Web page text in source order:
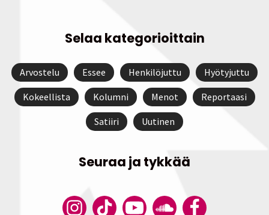
Selaa kategorioittain
Arvostelu Essee Henkilöjuttu Hyötyjuttu
Kokeellista Kolumni Menot Reportaasi
Satiiri Uutinen
Seuraa ja tykkää